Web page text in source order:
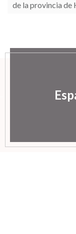
de la provincia de